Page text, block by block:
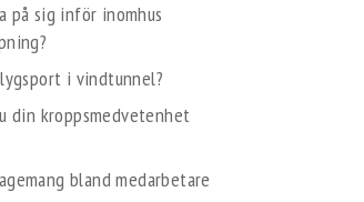
på sig inför inomhus
i vindtunnel?
din kroppsmedvetenhet
bland medarbetare